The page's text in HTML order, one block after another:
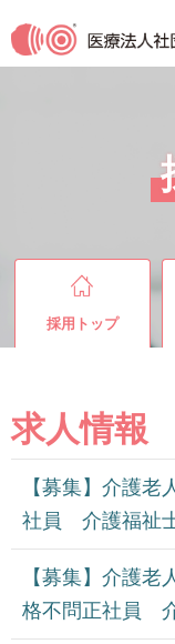
採用トップ
求人情報
【募集】介護
社員 介護福祉
【募集】介護
格不問正社員